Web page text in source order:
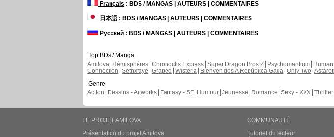
Français : BDS / MANGAS | AUTEURS | COMMENTAIRES
日本語: BDS / MANGAS | AUTEURS | COMMENTAIRES
Русский : BDS / MANGAS | AUTEURS | COMMENTAIRES
Top BDs / Manga
Amilova
Hémisphères Chronoctis Express Super Dragon Bros Z Psychomantium
Connection Sethxfaye Graped Wisteria Bienvenidos A República Gada Only Two
Genre
Action
Dessins - Artworks Fantasy - SF Humour Jeunesse Romance Sexy - XXX Thriller
LE PROJET AMILOVA
Présentation du projet Amilova
COMMUNAUTÉ
Tutoriel du lecteur